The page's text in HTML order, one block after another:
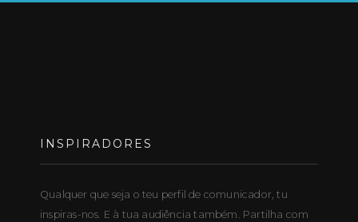
INSPIRADORES
Qualquer que seja o teu perfil de comunicador, tu
inspiras-nos. E à tua audiência também. Partilha com